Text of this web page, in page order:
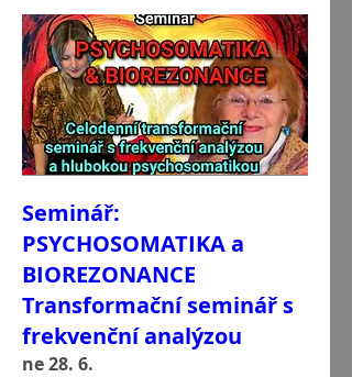
Seminář:
PSYCHOSOMATIKA a
BIOREZONANCE
Transformační seminář s
frekvenční analýzou
ne 28. 6.